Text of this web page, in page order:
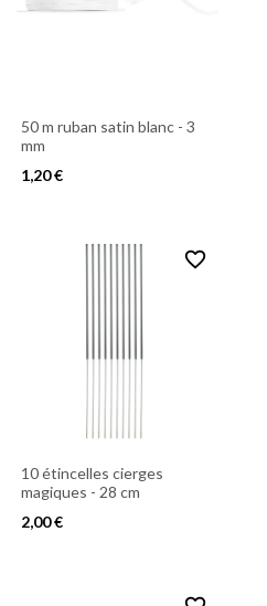
50 m ruban satin blanc - 3
mm
1,20 €
favorite_border
10 étincelles cierges
magiques - 28 cm
2,00 €